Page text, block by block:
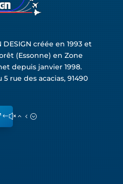
DESIGN créée en 1993 et
(Essonne) en Zone
depuis janvier 1998.
rue des acacias, 91490